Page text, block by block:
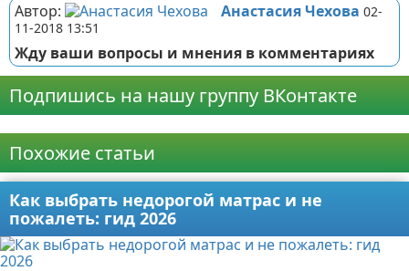
Автор: Анастасия Чехова 02-
11-2018 13:51
Жду ваши вопросы и мнения в комментариях
Подпишись на нашу группу ВКонтакте
Похожие статьи
Как выбрать недорогой матрас и не
пожалеть: гид 2026